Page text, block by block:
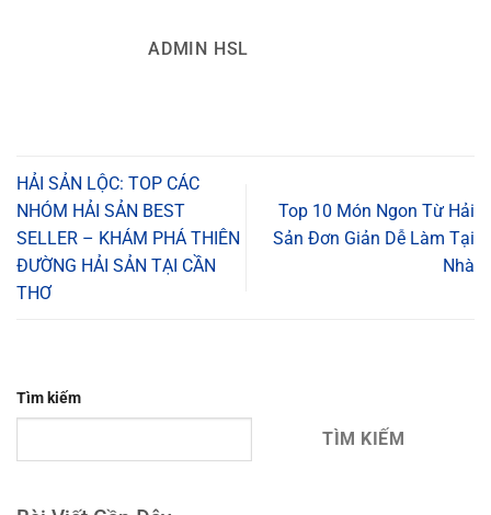
ADMIN HSL
HẢI SẢN LỘC: TOP CÁC
NHÓM HẢI SẢN BEST
SELLER – KHÁM PHÁ THIÊN
ĐƯỜNG HẢI SẢN TẠI CẦN
THƠ
Top 10 Món Ngon Từ Hải
Sản Đơn Giản Dễ Làm Tại
Nhà
Tìm kiếm
TÌM KIẾM